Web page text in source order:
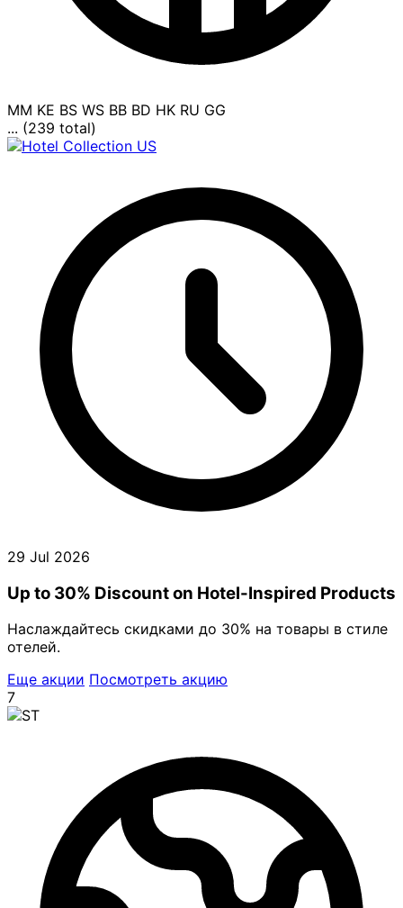
MM KE BS WS BB BD HK RU GG
... (239 total)
29 Jul 2026
Up to 30% Discount on Hotel-Inspired Products
Наслаждайтесь скидками до 30% на товары в стиле
отелей.
Еще акции Посмотреть акцию
7